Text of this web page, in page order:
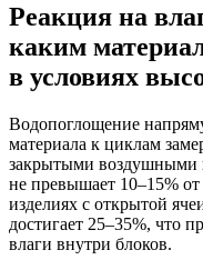
Реакция на
каким
в условиях
Водопоглощение
материала к циклам
закрытыми воздушными
не превышает 10–15%
изделиях с открытой
достигает 25–35%, что
влаги внутри блоков.